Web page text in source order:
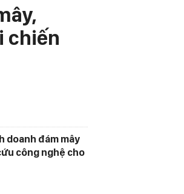
chiến
doanh đám mây
công nghệ cho